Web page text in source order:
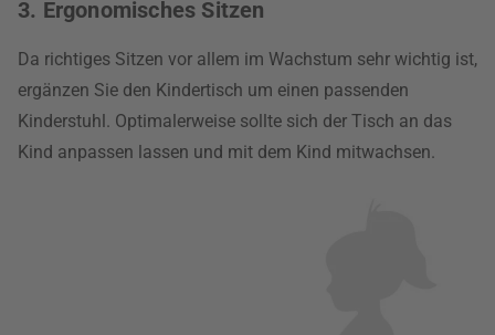
3. Ergonomisches Sitzen
Da richtiges Sitzen vor allem im Wachstum sehr wichtig ist,
ergänzen Sie den Kindertisch um einen passenden
Kinderstuhl. Optimalerweise sollte sich der Tisch an das
Kind anpassen lassen und mit dem Kind mitwachsen.